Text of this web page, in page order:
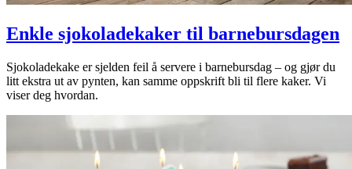
Enkle sjokoladekaker til barnebursdagen
Sjokoladekake er sjelden feil å servere i barnebursdag – og gjør du
litt ekstra ut av pynten, kan samme oppskrift bli til flere kaker. Vi
viser deg hvordan.